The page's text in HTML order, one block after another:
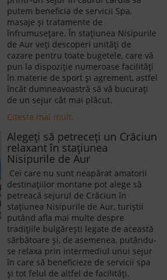
putem beneficia de servicii Spa,
masaje și tratamente de
înfrumusețare. În stațiunea Nisipurile
de Aur veți descoperi unități de
cazare pentru toate bugetele, care vă
pun la dispoziție numeroase facilități
în materie de sport și agrement, astfel
încât dumneavoastră să vă bucurați
de un sejur cât mai plăcut.
Citeste mai mult.
Alegeți să petreceți un Crăciun
relaxant în stațiunea
Nisipurile de Aur
Cei care nu sunt neapărat amatorii
destinațiilor montane pot alege să
petreacă sejurul de Crăciun în
stațiunea Nisipurile de Aur, turiștii
putând afla mai multe despre
tradițiile bulgărești legate de această
sărbătoare și, de asemenea, putându-
se relaxa prin intermediul unui sejur
în care să beneficieze de servicii spa
și tot felul de altfel de facilități.